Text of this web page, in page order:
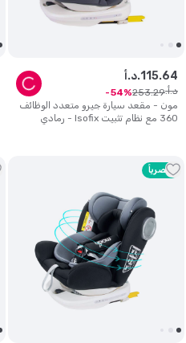
مون - مقعد سيارة جيرو متعدد الوظائف
360 مع نظام تثبيت Isofix - رمادي
د.أ.115.64
د.أ. 253.29
54
حصرياً